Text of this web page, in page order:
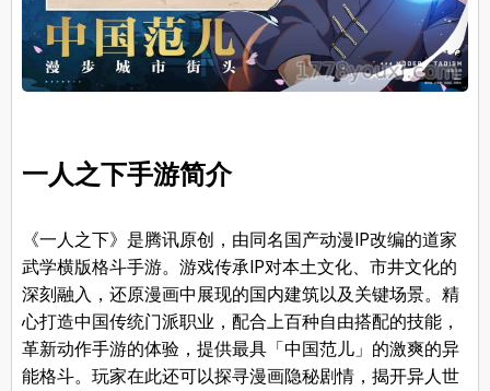
一人之下手游简介
《一人之下》是腾讯原创，由同名国产动漫IP改编的道家
武学横版格斗手游。游戏传承IP对本土文化、市井文化的
深刻融入，还原漫画中展现的国内建筑以及关键场景。精
心打造中国传统门派职业，配合上百种自由搭配的技能，
革新动作手游的体验，提供最具「中国范儿」的激爽的异
能格斗。玩家在此还可以探寻漫画隐秘剧情，揭开异人世